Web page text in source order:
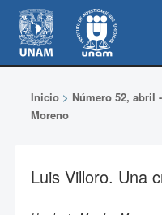
Inicio> Número 52, abril
Moreno
Luis Villoro. Una